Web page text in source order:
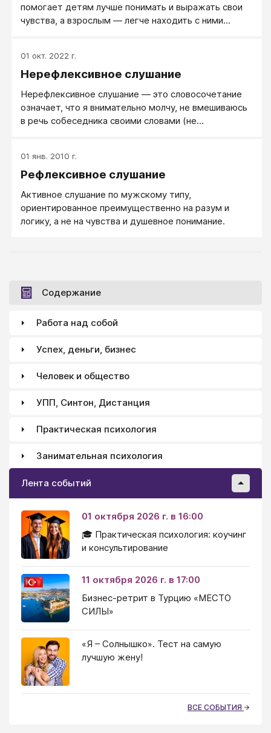
помогает детям лучше понимать и выражать свои
чувства, а взрослым — легче находить с ними
01 окт. 2022 г.
Нерефлексивное слушание
Нерефлексивное слушание — это словосочетание
означает, что я внимательно молчу, не вмешиваюсь
в речь собеседника своими словами (не
словесную реакцию, не содержащую оценки или
суждения.
01 янв. 2010 г.
Рефлексивное слушание
Активное слушание по мужскому типу,
ориентированное преимущественно на разум и
логику, а не на чувства и душевное понимание.
Содержание
Работа над собой
Успех, деньги, бизнес
Человек и общество
УПП, Синтон, Дистанция
Практическая психология
Занимательная психология
Лента событий
01 октября 2026 г. в 16:00
🎓 Практическая психология: коучинг
и консультирование
11 октября 2026 г. в 17:00
Бизнес-ретрит в Турцию «МЕСТО
СИЛЫ»
«Я – Солнышко». Тест на самую
лучшую жену!
ВСЕ СОБЫТИЯ